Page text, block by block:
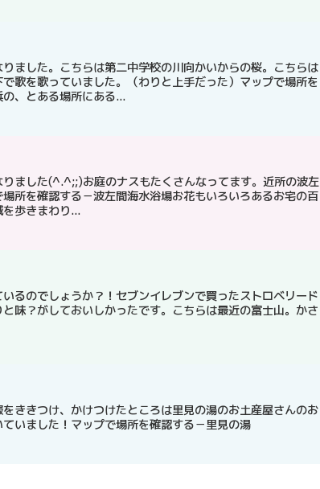
ました。こちらは第二中学校の川向かいからの桜。こちらは
歌を歌っていました。（わりと上手だった）マップで場所を
、とある場所にある...
ました(^.^;;)お庭のナスもたくさんなってます。近所の波左
所を確認する－波左間海水浴場お花もいろいろあるお宅の百
歩きまわり...
るのでしょうか？！セブンイレブンで買ったストロベリード
味？がしておいしかったです。こちらは最近の富士山。かさ
ききつけ、かけつけたところは里見の湯のお土産屋さんのお
いました！マップで場所を確認する－里見の湯